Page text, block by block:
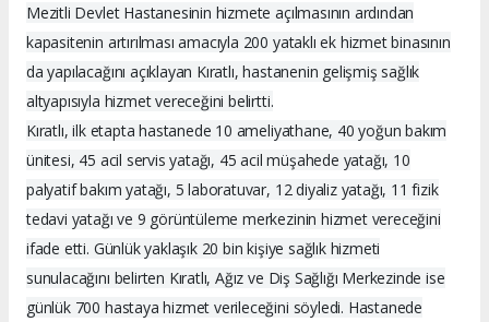
Mezitli Devlet Hastanesinin hizmete açılmasının ardından
kapasitenin artırılması amacıyla 200 yataklı ek hizmet binasının
da yapılacağını açıklayan Kıratlı, hastanenin gelişmiş sağlık
altyapısıyla hizmet vereceğini belirtti.
Kıratlı, ilk etapta hastanede 10 ameliyathane, 40 yoğun bakım
ünitesi, 45 acil servis yatağı, 45 acil müşahede yatağı, 10
palyatif bakım yatağı, 5 laboratuvar, 12 diyaliz yatağı, 11 fizik
tedavi yatağı ve 9 görüntüleme merkezinin hizmet vereceğini
ifade etti. Günlük yaklaşık 20 bin kişiye sağlık hizmeti
sunulacağını belirten Kıratlı, Ağız ve Diş Sağlığı Merkezinde ise
günlük 700 hastaya hizmet verileceğini söyledi. Hastanede